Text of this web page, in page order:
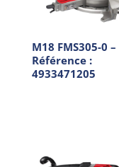
M18 FMS305-0 –
Référence :
4933471205